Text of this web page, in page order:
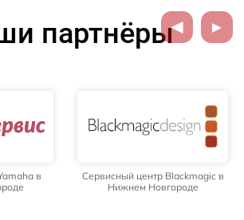
партнёры
в
Сервисный центр Blackmagic в
Нижнем Новгороде